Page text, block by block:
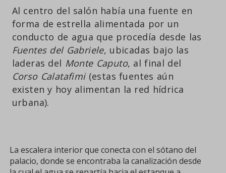
Al centro del salón había una fuente en
forma de estrella alimentada por un
conducto de agua que procedía desde las
Fuentes del Gabriele, ubicadas bajo las
laderas del Monte Caputo, al final del
Corso Calatafimi(estas fuentes aún
existen y hoy alimentan la red hídrica
urbana).
La escalera interior que conecta con el sótano del
palacio, donde se encontraba la canalización desde